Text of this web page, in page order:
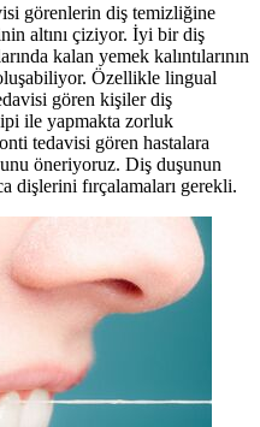
görenlerin diş temizliğine
altını çiziyor. İyi bir diş
kalan yemek kalıntılarının
Özellikle lingual
gören kişiler diş
ipi ile yapmakta zorluk
tedavisi gören hastalara
öneriyoruz. Diş duşunun
dişlerini fırçalamaları gerekli.